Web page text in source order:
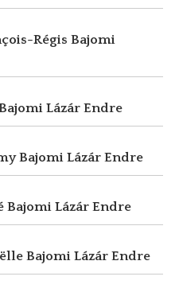
Régis Bajomi
Lázár Endre
Bajomi Lázár Endre
Bajomi Lázár Endre
Bajomi Lázár Endre